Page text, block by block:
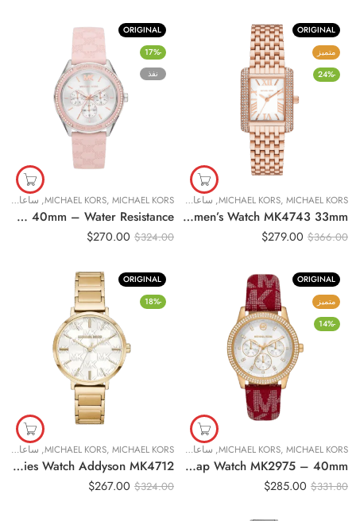
ORIGINAL
متميز
-24%
MICHAEL KORS, MICHAEL KORS
, ساعات نسائية
Original Michael Kors Emery Three-Hand Rose Gold-Tone Stainless Steel Women’s Watch MK4743 33mm
$366.00
$279.00
ORIGINAL
-17%
نفذ
MICHAEL KORS, MICHAEL KORS
, ساعات نسائية
Original MICHAEL KORS LADIES JESSA CRYSTAL WATCH, SILVER MK7268 – 40mm – Water Resistance
$324.00
$270.00
ORIGINAL
متميز
-14%
MICHAEL KORS, MICHAEL KORS
, ساعات نسائية
Original Michael Kors Ladies Tibby White Dial MK Logo Red Leather Strap Watch MK2975 – 40mm
$331.80
$285.00
ORIGINAL
-18%
MICHAEL KORS, MICHAEL KORS
, ساعات نسائية
Original Michael Kors Ladies Watch Addyson MK4712
$324.00
$267.00